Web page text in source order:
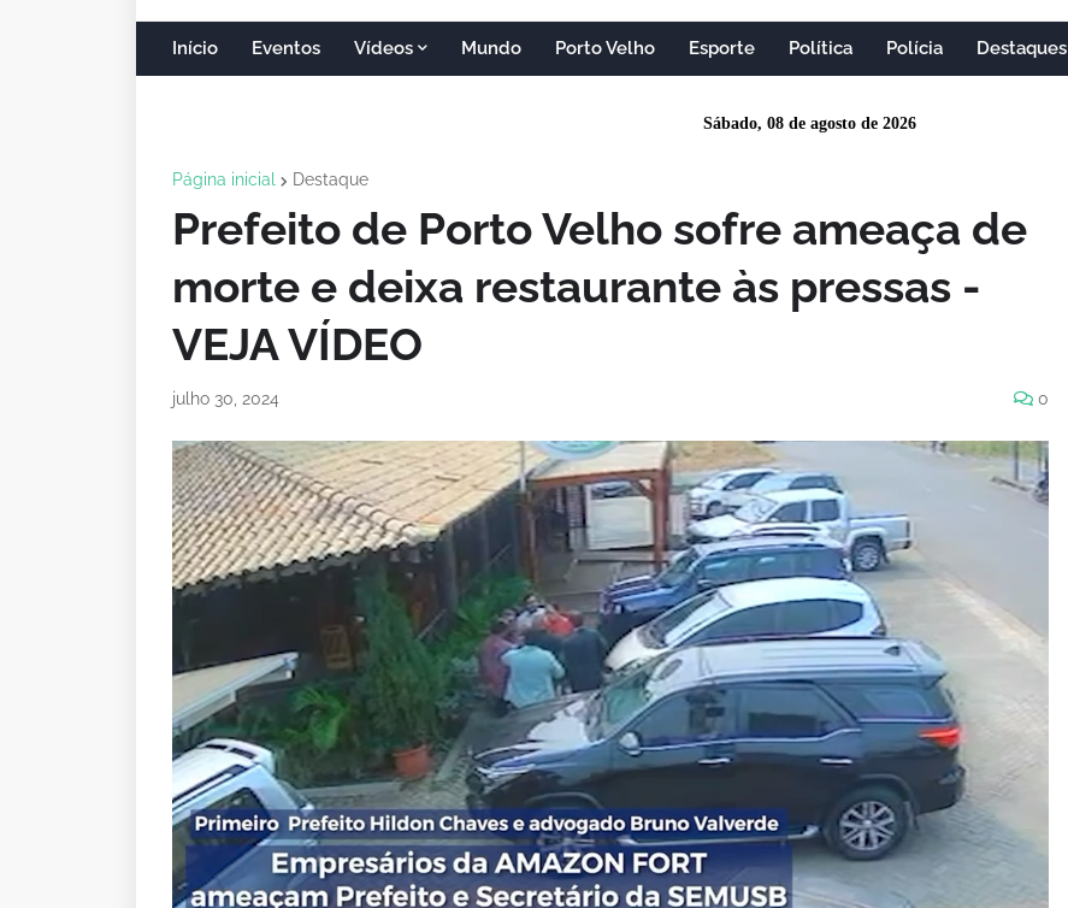
Início Eventos Vídeos Mundo Porto Velho Esporte Política Polícia Destaques
Sábado, 08 de agosto de 2026
Página inicial Destaque
Prefeito de Porto Velho sofre ameaça de
morte e deixa restaurante às pressas -
VEJA VÍDEO
julho 30, 2024 0